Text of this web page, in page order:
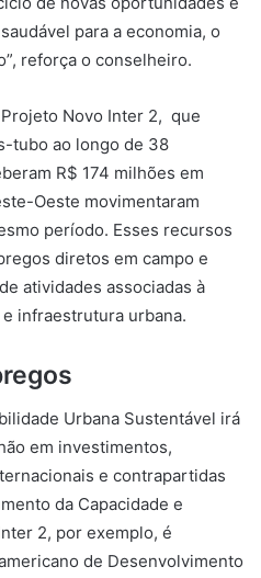
para a economia, o
reforça o conselheiro.
Novo Inter 2, que
tubo ao longo de 38
R$ 174 milhões em
Oeste movimentaram
período. Esses recursos
diretos em campo e
atividades associadas à
infraestrutura urbana.
Urbana Sustentável irá
em investimentos,
e contrapartidas
da Capacidade e
2, por exemplo, é
de Desenvolvimento